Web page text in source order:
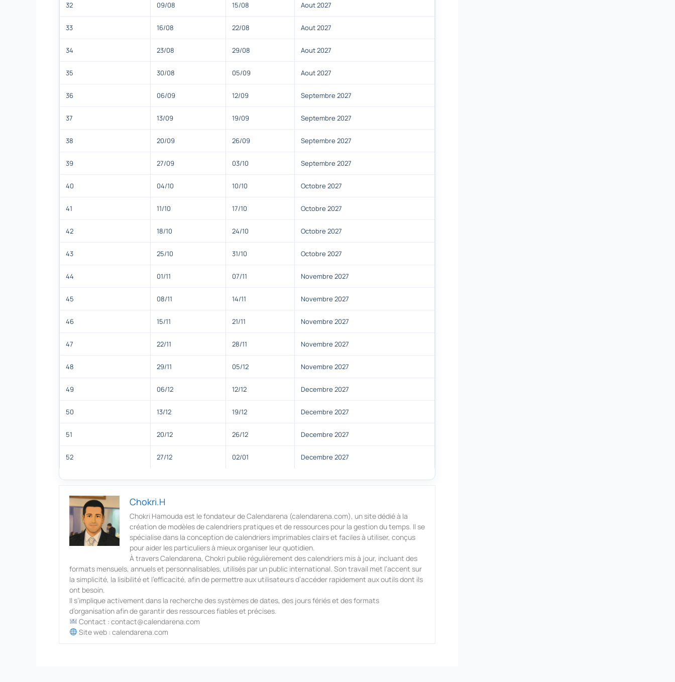
32 09/08 15/08 Aout 2027
33 16/08 22/08 Aout 2027
34 23/08 29/08 Aout 2027
35 30/08 05/09 Aout 2027
36 06/09 12/09 Septembre 2027
37 13/09 19/09 Septembre 2027
38 20/09 26/09 Septembre 2027
39 27/09 03/10 Septembre 2027
40 04/10 10/10 Octobre 2027
41 11/10 17/10 Octobre 2027
42 18/10 24/10 Octobre 2027
43 25/10 31/10 Octobre 2027
44 01/11 07/11 Novembre 2027
45 08/11 14/11 Novembre 2027
46 15/11 21/11 Novembre 2027
47 22/11 28/11 Novembre 2027
48 29/11 05/12 Novembre 2027
49 06/12 12/12 Decembre 2027
50 13/12 19/12 Decembre 2027
51 20/12 26/12 Decembre 2027
52 27/12 02/01 Decembre 2027
Chokri.H
Chokri Hamouda est le fondateur de Calendarena (calendarena.com), un site dédié à la
création de modèles de calendriers pratiques et de ressources pour la gestion du temps. Il se
spécialise dans la conception de calendriers imprimables clairs et faciles à utiliser, conçus
pour aider les particuliers à mieux organiser leur quotidien.
À travers Calendarena, Chokri publie régulièrement des calendriers mis à jour, incluant des
formats mensuels, annuels et personnalisables, utilisés par un public international. Son travail met l’accent sur
la simplicité, la lisibilité et l’efficacité, afin de permettre aux utilisateurs d’accéder rapidement aux outils dont ils
ont besoin.
Il s’implique activement dans la recherche des systèmes de dates, des jours fériés et des formats
d’organisation afin de garantir des ressources fiables et précises.
Contact : contact@calendarena.com
Site web : calendarena.com